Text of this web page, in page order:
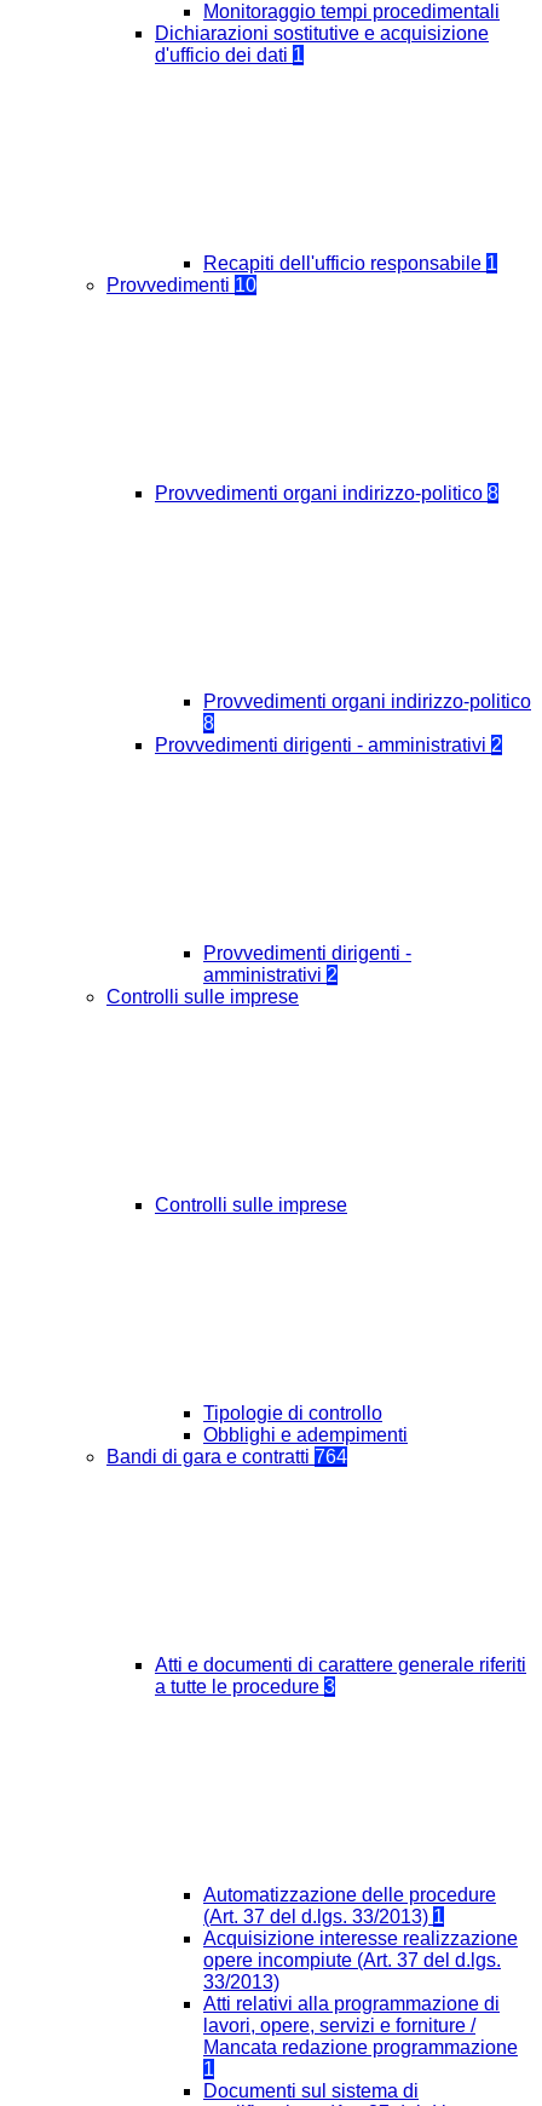
Monitoraggio tempi procedimentali
Dichiarazioni sostitutive e acquisizione
d'ufficio dei dati 1
Recapiti dell'ufficio responsabile 1
Provvedimenti 10
Provvedimenti organi indirizzo-politico 8
Provvedimenti organi indirizzo-politico
8
Provvedimenti dirigenti - amministrativi 2
Provvedimenti dirigenti -
amministrativi 2
Controlli sulle imprese
Controlli sulle imprese
Tipologie di controllo
Obblighi e adempimenti
Bandi di gara e contratti 764
Atti e documenti di carattere generale riferiti
a tutte le procedure 3
Automatizzazione delle procedure
(Art. 37 del d.lgs. 33/2013) 1
Acquisizione interesse realizzazione
opere incompiute (Art. 37 del d.lgs.
33/2013)
Atti relativi alla programmazione di
lavori, opere, servizi e forniture /
Mancata redazione programmazione
1
Documenti sul sistema di